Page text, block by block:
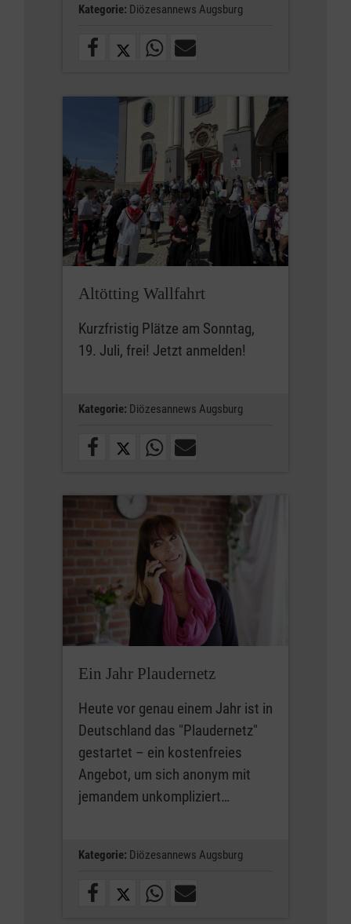
Kategorie: Diözesannews Augsburg
Altötting Wallfahrt
Kurzfristig Plätze am Sonntag,
19. Juli, frei! Jetzt anmelden!
Kategorie: Diözesannews Augsburg
Ein Jahr Plaudernetz
Heute vor genau einem Jahr ist in
Deutschland das "Plaudernetz"
gestartet – ein kostenfreies
Angebot, um sich anonym mit
jemandem unkompliziert…
Kategorie: Diözesannews Augsburg